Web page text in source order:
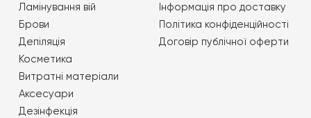
Ламінування вій
Брови
Депіляція
Косметика
Витратні матеріали
Аксесуари
Дезінфекція
Iнформація про доставку
Політика конфіденційності
Договір публічної оферти